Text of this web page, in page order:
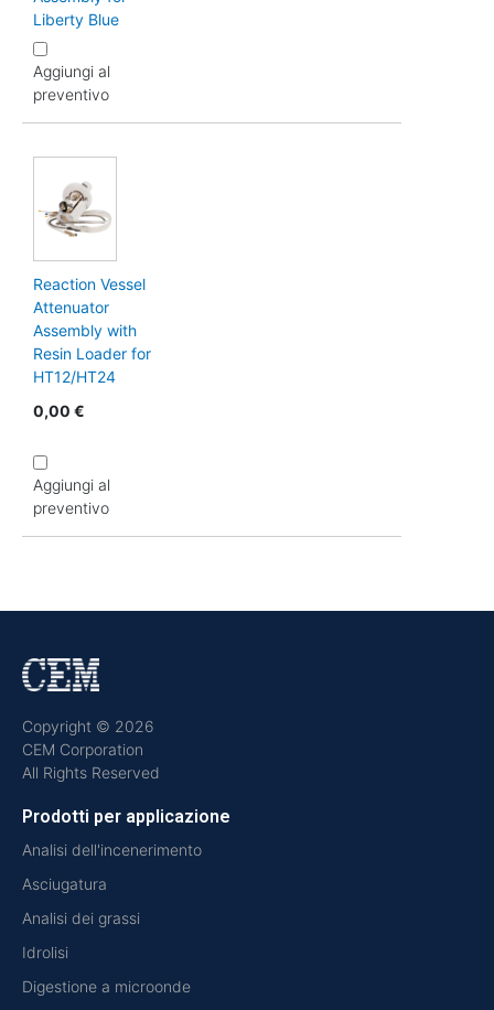
Liberty Blue
Aggiungi al
preventivo
Reaction Vessel
Attenuator
Assembly with
Resin Loader for
HT12/HT24
0,00 €
Aggiungi al
preventivo
Copyright © 2026
CEM Corporation
All Rights Reserved
Prodotti per applicazione
Analisi dell'incenerimento
Asciugatura
Analisi dei grassi
Idrolisi
Digestione a microonde